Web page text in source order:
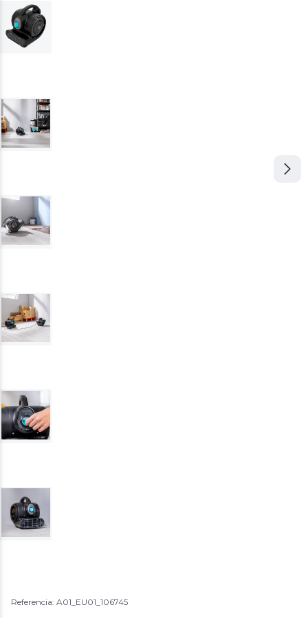
Referencia: A01_EU01_106745